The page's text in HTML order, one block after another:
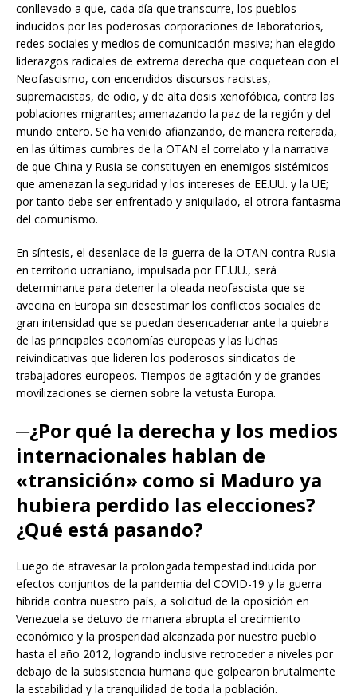
conllevado a que, cada día que transcurre, los pueblos
inducidos por las poderosas corporaciones de laboratorios,
redes sociales y medios de comunicación masiva; han elegido
liderazgos radicales de extrema derecha que coquetean con el
Neofascismo, con encendidos discursos racistas,
supremacistas, de odio, y de alta dosis xenofóbica, contra las
poblaciones migrantes; amenazando la paz de la región y del
mundo entero. Se ha venido afianzando, de manera reiterada,
en las últimas cumbres de la OTAN el correlato y la narrativa
de que China y Rusia se constituyen en enemigos sistémicos
que amenazan la seguridad y los intereses de EE.UU. y la UE;
por tanto debe ser enfrentado y aniquilado, el otrora fantasma
del comunismo.
En síntesis, el desenlace de la guerra de la OTAN contra Rusia
en territorio ucraniano, impulsada por EE.UU., será
determinante para detener la oleada neofascista que se
avecina en Europa sin desestimar los conflictos sociales de
gran intensidad que se puedan desencadenar ante la quiebra
de las principales economías europeas y las luchas
reivindicativas que lideren los poderosos sindicatos de
trabajadores europeos. Tiempos de agitación y de grandes
movilizaciones se ciernen sobre la vetusta Europa.
─¿Por qué la derecha y los medios
internacionales hablan de
«transición» como si Maduro ya
hubiera perdido las elecciones?
¿Qué está pasando?
Luego de atravesar la prolongada tempestad inducida por
efectos conjuntos de la pandemia del COVID-19 y la guerra
híbrida contra nuestro país, a solicitud de la oposición en
Venezuela se detuvo de manera abrupta el crecimiento
económico y la prosperidad alcanzada por nuestro pueblo
hasta el año 2012, logrando inclusive retroceder a niveles por
debajo de la subsistencia humana que golpearon brutalmente
la estabilidad y la tranquilidad de toda la población.